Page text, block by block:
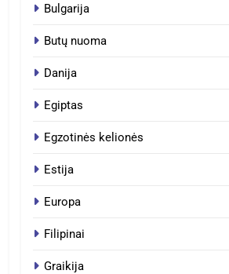
Bulgarija
Butų nuoma
Danija
Egiptas
Egzotinės kelionės
Estija
Europa
Filipinai
Graikija